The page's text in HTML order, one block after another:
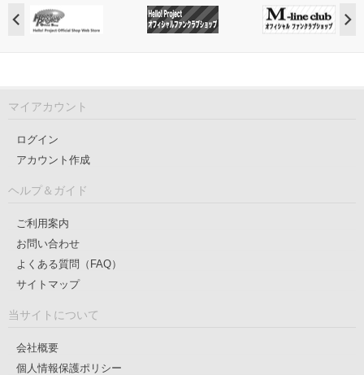
マイアカウント
ログイン
アカウント作成
ヘルプ＆ガイド
ご利用案内
お問い合わせ
よくある質問（FAQ）
サイトマップ
当サイトについて
会社概要
個人情報保護ポリシー